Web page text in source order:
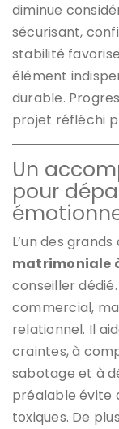
diminue
sécurisant,
stabilité
élément
durable.
projet réfléchi
Un
pour
L’un des
matrimoniale
conseiller
commercial,
relationnel. Il
craintes, à
sabotage et à
préalable évite
toxiques. De